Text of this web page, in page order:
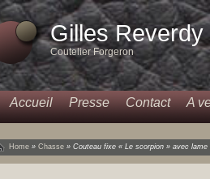
Gilles Reverdy
Coutelier Forgeron
Accueil Presse Contact A
Home » Chasse » Couteau fixe « Le scorpion » avec